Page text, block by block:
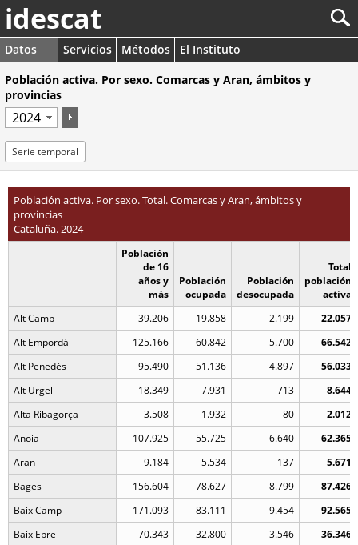
idescat
Datos Servicios Métodos
El Instituto
Población activa. Por sexo. Comarcas y Aran, ámbitos y
provincias
Serie temporal
Población activa. Por sexo. Total. Comarcas y Aran, ámbitos y
provincias
Cataluña. 2024
Población
de 16
años y
más
Población
ocupada
Población
desocupada
Total
población
activa
Alt Camp
39.206 19.858 2.199
22.057
Alt Empordà
125.166 60.842 5.700
66.542
Alt Penedès
95.490 51.136 4.897
56.033
Alt Urgell
18.349 7.931 713
8.644
Alta Ribagorça
3.508 1.932 80
2.012
Anoia
107.925 55.725 6.640
62.365
Aran
9.184 5.534 137
5.671
Bages
156.604 78.627 8.799
87.426
Baix Camp
171.093 83.111 9.454
92.565
Baix Ebre
70.343 32.800 3.546
36.346